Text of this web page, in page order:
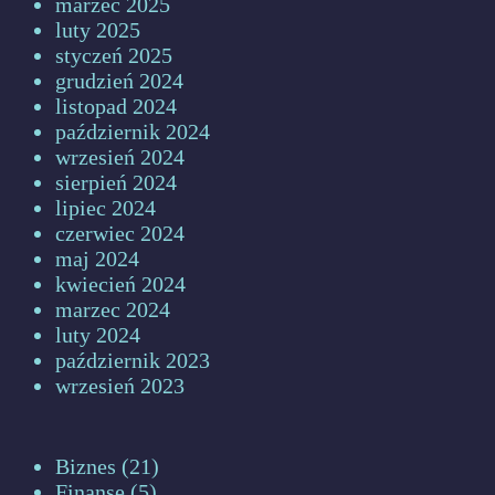
luty 2025
styczeń 2025
grudzień 2024
listopad 2024
październik 2024
wrzesień 2024
sierpień 2024
lipiec 2024
czerwiec 2024
maj 2024
kwiecień 2024
marzec 2024
luty 2024
październik 2023
wrzesień 2023
Biznes (21)